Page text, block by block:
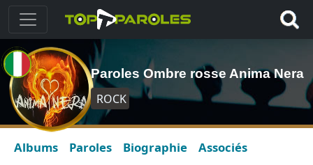
Paroles Ombre rosse Anima Nera
ROCK
Albums Paroles Biographie Associés